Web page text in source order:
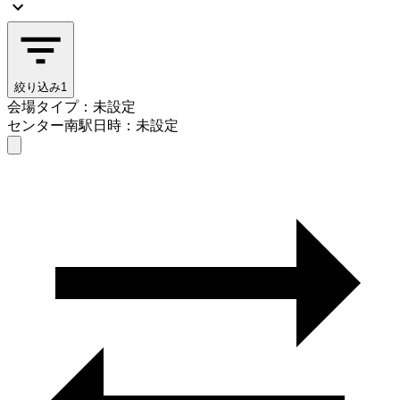
絞り込み1
会場タイプ：未設定
センター南駅日時：未設定